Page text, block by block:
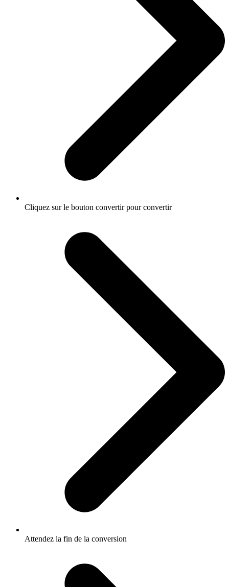
Cliquez sur le bouton convertir pour convertir
Attendez la fin de la conversion